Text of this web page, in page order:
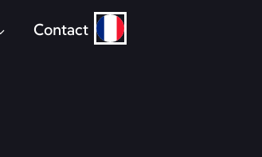
Contact